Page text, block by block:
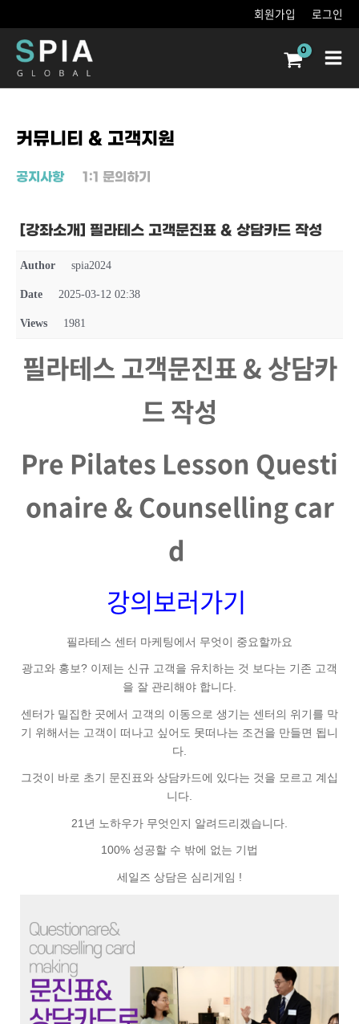
건너뛰기
회원가입 로그인
Menu
커뮤니티 & 고객지원
공지사항 1:1 문의하기
[강좌소개] 필라테스 고객문진표 & 상담카드 작성
Author spia2024
Date 2025-03-12 02:38
Views 1981
필라테스 고객문진표&상담카
드 작성
Pre Pilates Lesson Questi
onaire & Counselling car
d
강의보러가기
필라테스 센터 마케팅에서 무엇이 중요할까요
광고와 홍보? 이제는 신규 고객을 유치하는 것 보다는 기존 고객
을 잘 관리해야 합니다.
센터가 밀집한 곳에서 고객의 이동으로 생기는 센터의 위기를 막
기 위해서는 고객이 떠나고 싶어도 못떠나는 조건을 만들면 됩니
다.
그것이 바로 초기 문진표와 상담카드에 있다는 것을 모르고 계십
니다.
21년 노하우가 무엇인지 알려드리겠습니다.
100% 성공할 수 밖에 없는 기법
세일즈 상담은 심리게임 !